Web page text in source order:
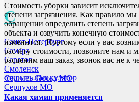
С
Санкт-Петербург
Самара
Саратов
Смоленск
Сергиев-Посад МО
Серпухов МО
Стоимость уборки зависит
степени загрязнения. Как правило
обращении определить степень
объекта и озвучить конечную
изменится. Поэтому если у вас
расчёту стоимости, позвоните нам и
расценим ваш заказ, звонок вас не к
открыть калькулятор
Какая химия применяется